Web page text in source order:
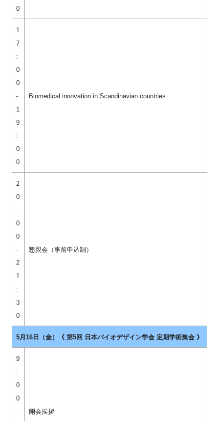
0
1
7
:
0
0
-
1
9
:
0
0
Biomedical innovation in Scandinavian countries
2
0
:
0
0
-
2
1
:
3
0
懇親会（事前申込制）
5月16日（金）《 第5回 日本バイオデザイン学会 定期学術集会 》
9
:
0
0
-
開会挨拶